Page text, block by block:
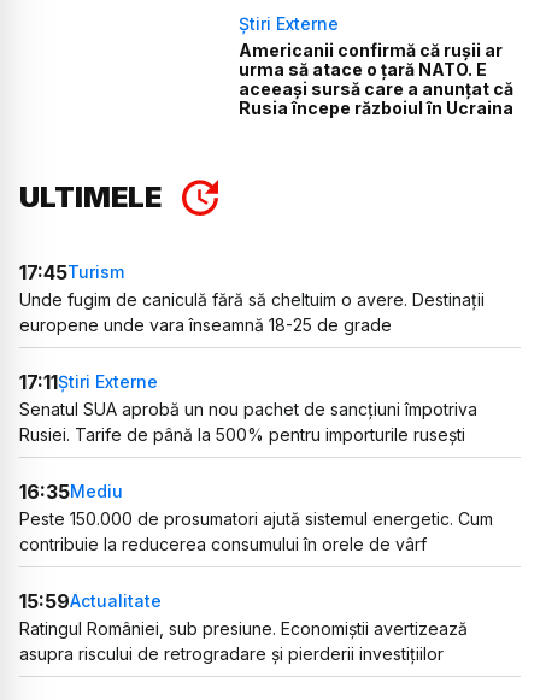
Știri Externe
Americanii confirmă că rușii ar
urma să atace o țară NATO. E
aceeași sursă care a anunțat că
Rusia începe războiul în Ucraina
ULTIMELE
17:45Turism
Unde fugim de caniculă fără să cheltuim o avere. Destinații
europene unde vara înseamnă 18-25 de grade
17:11Știri Externe
Senatul SUA aprobă un nou pachet de sancțiuni împotriva
Rusiei. Tarife de până la 500% pentru importurile rusești
16:35Mediu
Peste 150.000 de prosumatori ajută sistemul energetic. Cum
contribuie la reducerea consumului în orele de vârf
15:59Actualitate
Ratingul României, sub presiune. Economiștii avertizează
asupra riscului de retrogradare și pierderii investițiilor